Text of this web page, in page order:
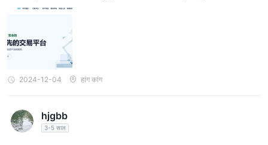
2024-12-04 हांग कांग
hjgbb
3-5 साल